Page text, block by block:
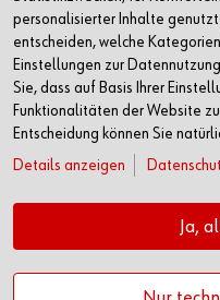
personalisierter Inhalte
entscheiden, welche
Einstellungen zur
Sie, dass auf Basis Ihrer
Funktionalitäten der Website
Entscheidung können Sie
Details anzeigen
Ja,